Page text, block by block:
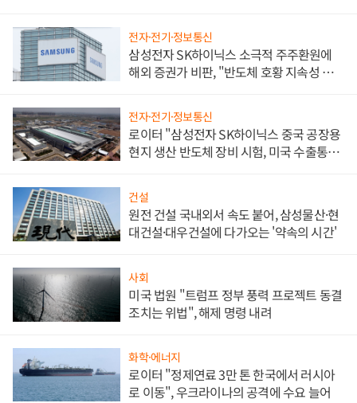
전자·전기·정보통신
삼성전자 SK하이닉스 소극적 주주환원에
해외 증권가 비판, "반도체 호황 지속성 의
전자·전기·정보통신
로이터 "삼성전자 SK하이닉스 중국 공장용
현지 생산 반도체 장비 시험, 미국 수출통제
건설
원전 건설 국내외서 속도 붙어, 삼성물산·현
대건설·대우건설에 다가오는 '약속의 시간'
사회
미국 법원 "트럼프 정부 풍력 프로젝트 동결
조치는 위법", 해제 명령 내려
화학·에너지
로이터 "정제연료 3만 톤 한국에서 러시아
로 이동", 우크라이나의 공격에 수요 늘어